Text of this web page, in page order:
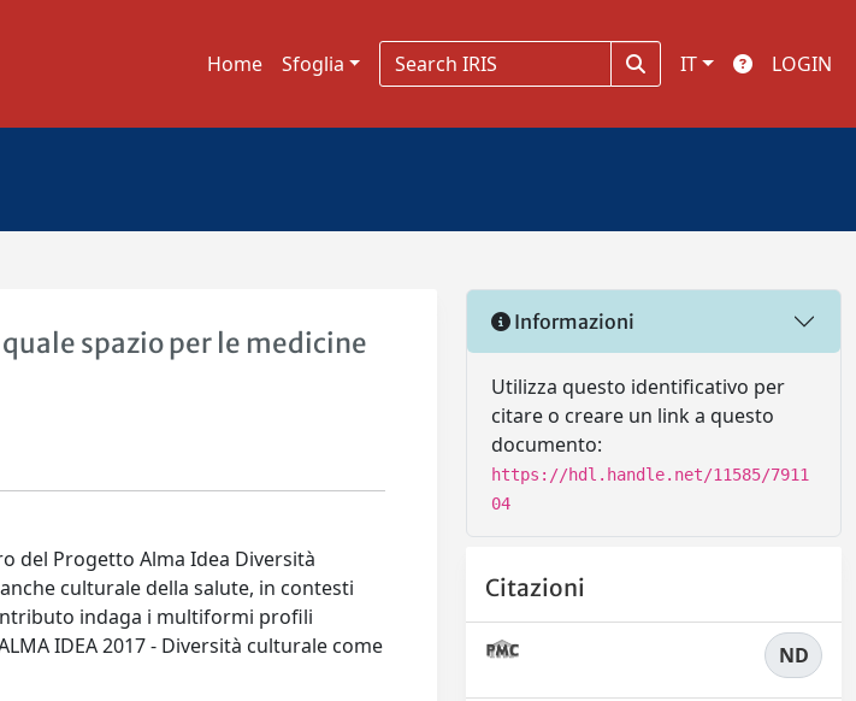
Home Sfoglia IT LOGIN
spazio per le medicine
del Progetto Alma Idea Diversità
culturale della salute, in contesti
indaga i multiformi profili
IDEA 2017 - Diversità culturale come
Informazioni
Utilizza questo identificativo per
citare o creare un link a questo
documento:
https://hdl.handle.net/11585/7911
04
Citazioni
ND